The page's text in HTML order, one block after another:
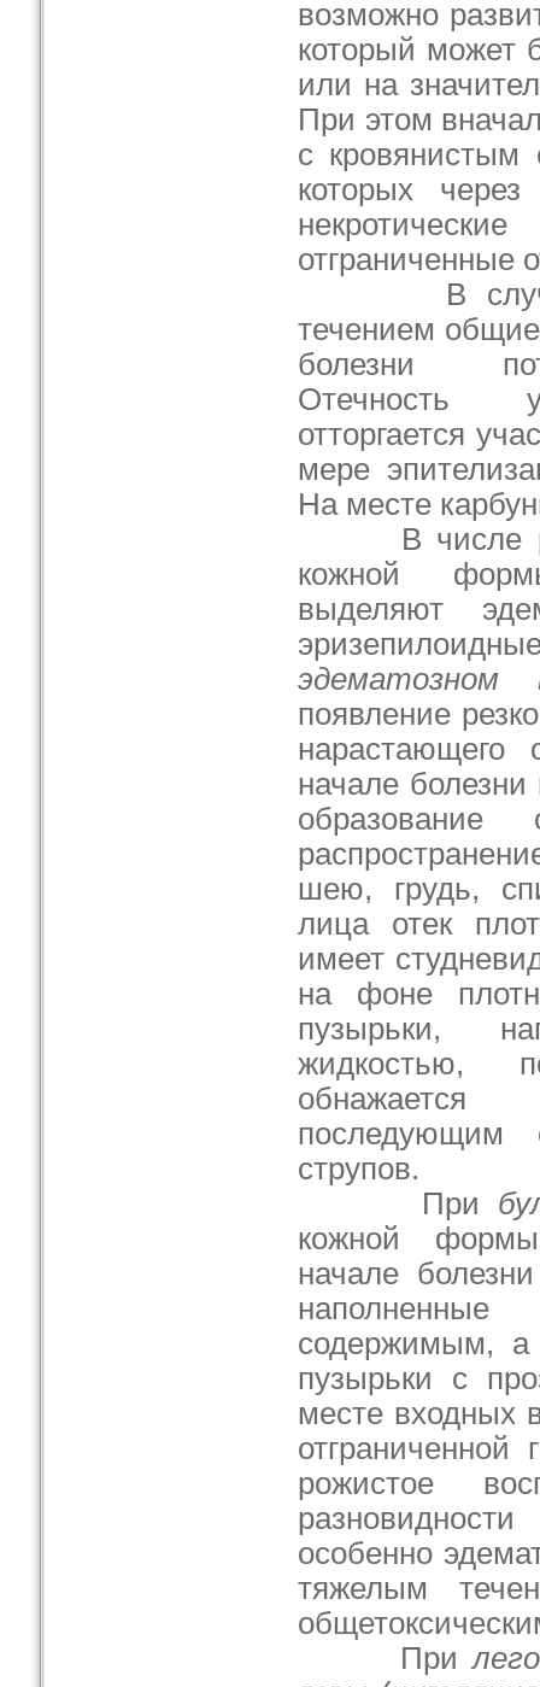
возможно
который может
или на
При этом
с
которых
отграниченные
В случаях
течением
болезни
Отечность
отторгается
мере
На месте
В числе
кожной
выделяют
эдематозном
появление
нарастающего
начале болезни
шею, грудь,
лица отек
имеет
на фоне
пузырьки,
жидкостью,
последующим
струпов.
При
кожной
начале
содержимым, а
пузырьки с
месте входных
отграниченной
рожистое
особенно
тяжелым
При